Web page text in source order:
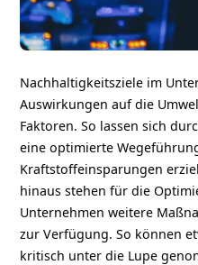
Nachhaltigkeitsziele im
Auswirkungen auf die
Faktoren. So lassen sich
eine optimierte
Kraftstoffeinsparungen
hinaus stehen für die
Unternehmen weitere
zur Verfügung. So können
kritisch unter die Lupe